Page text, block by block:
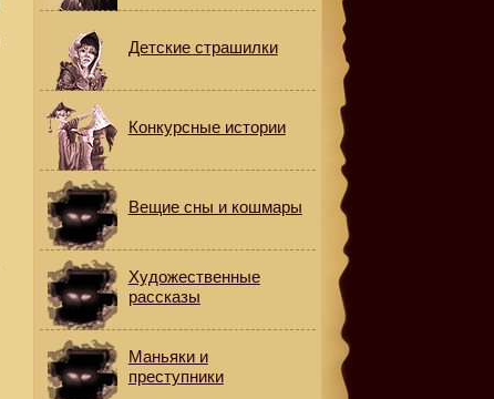
Детские страшилки
Конкурсные истории
Вещие сны и кошмары
Художественные
рассказы
Маньяки и
преступники